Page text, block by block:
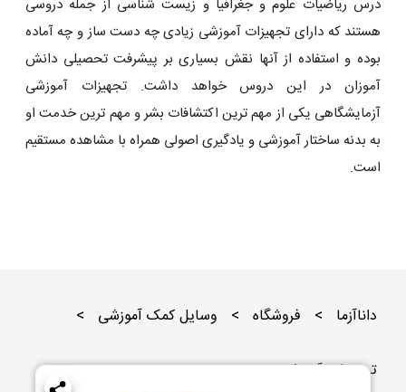
درس ریاضیات علوم و جغرافیا و زیست شناسی از جمله دروسی
هستند که دارای تجهیزات آموزشی زیادی چه دست ساز و چه آماده
بوده و استفاده از آنها نقش بسیاری بر پیشرفت تحصیلی دانش
آموزان در این دروس خواهد داشت. تجهیزات آموزشی
آزمایشگاهی یکی از مهم ترین اکتشافات بشر و مهم ترین خدمت او
به بدنه ساختار آموزشی و یادگیری اصولی همراه با مشاهده مستقیم
است.
داناآزما > فروشگاه > وسایل کمک آموزشی >
تجهیزات آموزشی